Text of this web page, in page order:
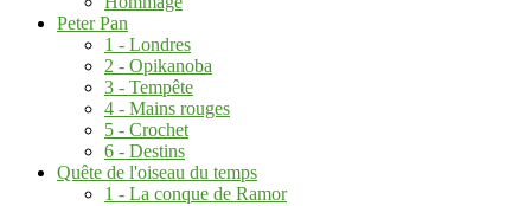
Peter Pan
1 - Londres
2 - Opikanoba
3 - Tempête
4 - Mains rouges
5 - Crochet
6 - Destins
Quête de l'oiseau du temps
1 - La conque de Ramor